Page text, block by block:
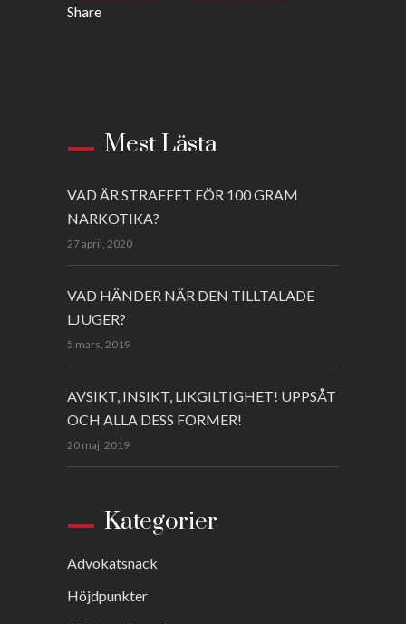
Share
Mest Lästa
VAD ÄR STRAFFET FÖR 100 GRAM
NARKOTIKA?
27 april, 2020
VAD HÄNDER NÄR DEN TILLTALADE
LJUGER?
5 mars, 2019
AVSIKT, INSIKT, LIKGILTIGHET! UPPSÅT
OCH ALLA DESS FORMER!
20 maj, 2019
Kategorier
Advokatsnack
Höjdpunkter